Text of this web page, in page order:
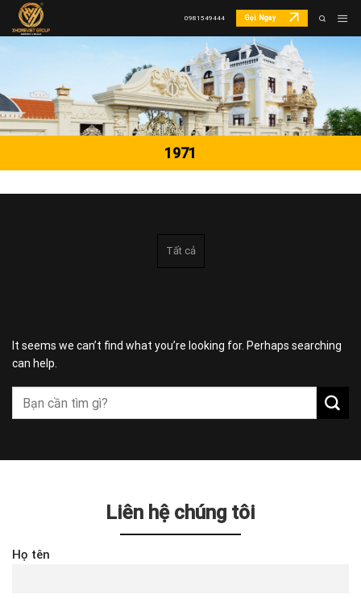
Skip
0981549444 Gọi Ngay
1971
Tất cả
It seems we can’t find what you’re looking for. Perhaps searching
can help.
Liên hệ chúng tôi
Họ tên